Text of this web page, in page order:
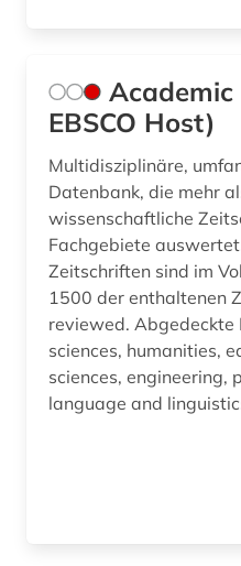
bildung (22)
bildungsgeschichte (2)
Thueringen (1)
USA (3)
Academic
EBSCO Host)
Multidisziplinäre,
Datenbank, die mehr
wissenschaftliche
Fachgebiete
Zeitschriften sind im
1500 der enthaltenen
reviewed. Abgedeckte Disziplinen: social
sciences, humanities,
sciences, engineering,
language and